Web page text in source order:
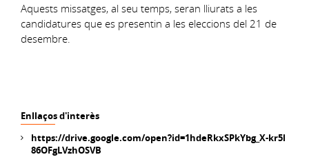
Aquests missatges, al seu temps, seran lliurats a les
candidatures que es presentin a les eleccions del 21 de
desembre.
Enllaços d'interès
https://drive.google.com/open?id=1hdeRkxSPkYbg_X-kr5l
86OFgLVzhOSVB